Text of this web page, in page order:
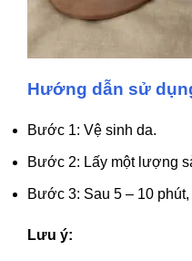
Hướng dẫn sử
Bước 1: Vệ sinh da.
Bước 2: Lấy một lượng
Bước 3: Sau 5 – 10
Lưu ý: